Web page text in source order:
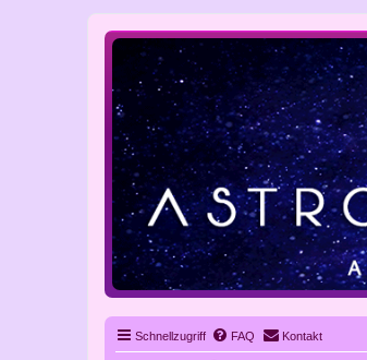
Schnellzugriff FAQ Kontakt